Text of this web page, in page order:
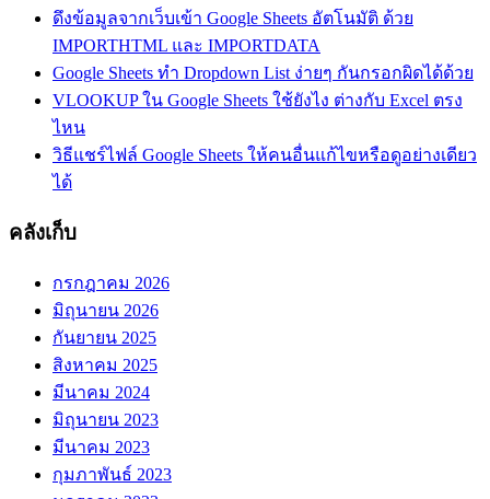
ดึงข้อมูลจากเว็บเข้า Google Sheets อัตโนมัติ ด้วย
IMPORTHTML และ IMPORTDATA
Google Sheets ทำ Dropdown List ง่ายๆ กันกรอกผิดได้ด้วย
VLOOKUP ใน Google Sheets ใช้ยังไง ต่างกับ Excel ตรง
ไหน
วิธีแชร์ไฟล์ Google Sheets ให้คนอื่นแก้ไขหรือดูอย่างเดียว
ได้
คลังเก็บ
กรกฎาคม 2026
มิถุนายน 2026
กันยายน 2025
สิงหาคม 2025
มีนาคม 2024
มิถุนายน 2023
มีนาคม 2023
กุมภาพันธ์ 2023